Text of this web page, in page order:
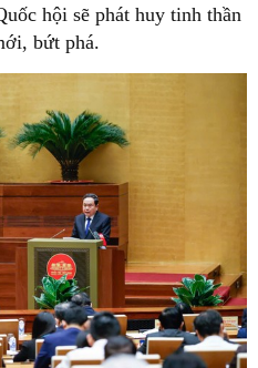
hội sẽ phát huy tinh thần
bứt phá.